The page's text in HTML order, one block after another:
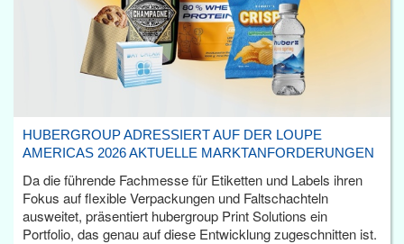
HUBERGROUP ADRESSIERT AUF DER LOUPE
AMERICAS 2026 AKTUELLE MARKTANFORDERUNGEN
Da die führende Fachmesse für Etiketten und Labels ihren
Fokus auf flexible Verpackungen und Faltschachteln
ausweitet, präsentiert hubergroup Print Solutions ein
Portfolio, das genau auf diese Entwicklung zugeschnitten ist.